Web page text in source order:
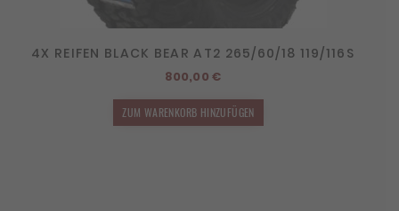
4X REIFEN BLACK BEAR AT2 265/60/18 119/116S
800,00 €
ZUM WARENKORB HINZUFÜGEN